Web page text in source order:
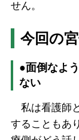
せん。
今回の
●面倒なよ
ない
私は看護師
することもあ